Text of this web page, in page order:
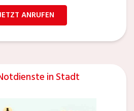
ANRUFEN
in Stadt